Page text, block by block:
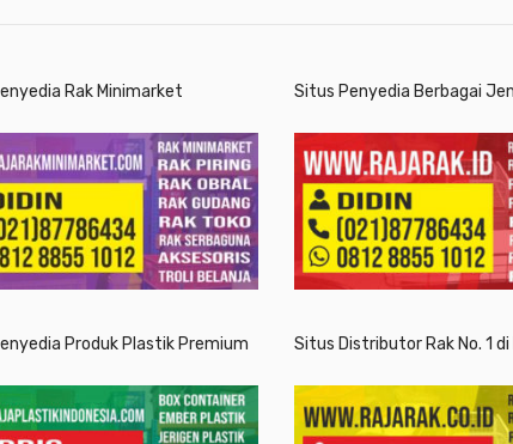
Rak Minimarket
Produk Plastik Premium
Situs Penyedia Berbagai
Situs Distributor Rak No. 1 di